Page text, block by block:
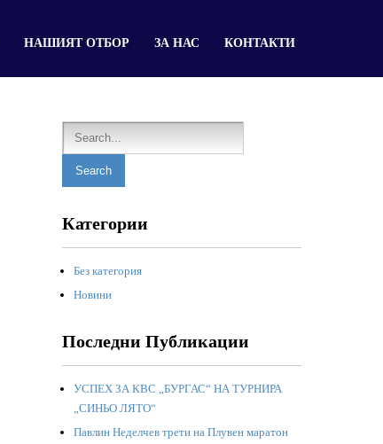
НАШИЯТ ОТБОР ЗА НАС КОНТАКТИ
Категории
Без категория
Новини
Последни Публикации
УСПЕХ ЗА КВС „БУРГАС“ НА ТУРНИРА
„СИНЬО ЛЯТО“
Павлин Неделчев трети на Плувен маратон